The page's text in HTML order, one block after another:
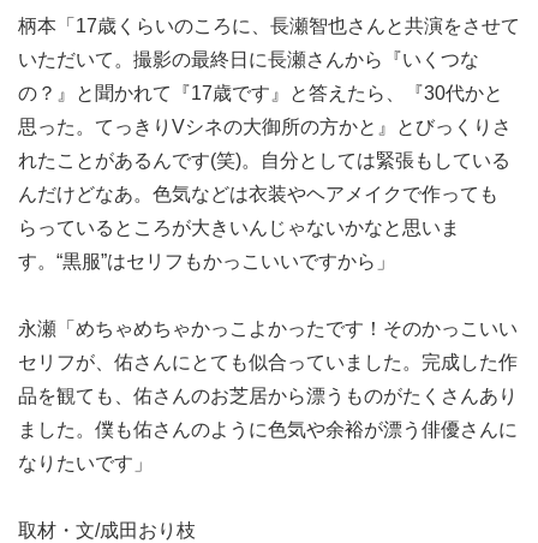
柄本「17歳くらいのころに、長瀬智也さんと共演をさせて
いただいて。撮影の最終日に長瀬さんから『いくつな
の？』と聞かれて『17歳です』と答えたら、『30代かと
思った。てっきりVシネの大御所の方かと』とびっくりさ
れたことがあるんです(笑)。自分としては緊張もしている
んだけどなあ。色気などは衣装やヘアメイクで作っても
らっているところが大きいんじゃないかなと思いま
す。“黒服”はセリフもかっこいいですから」
永瀬「めちゃめちゃかっこよかったです！そのかっこいい
セリフが、佑さんにとても似合っていました。完成した作
品を観ても、佑さんのお芝居から漂うものがたくさんあり
ました。僕も佑さんのように色気や余裕が漂う俳優さんに
なりたいです」
取材・文/成田おり枝